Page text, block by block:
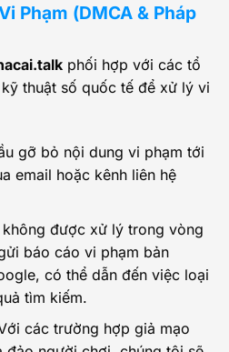
Phạm (DMCA & Pháp
phối hợp với các tổ
thuật số quốc tế để xử lý vi
gỡ bỏ nội dung vi phạm tới
email hoặc kênh liên hệ
không được xử lý trong vòng
báo cáo vi phạm bản
có thể dẫn đến việc loại
tìm kiếm.
các trường hợp giả mạo